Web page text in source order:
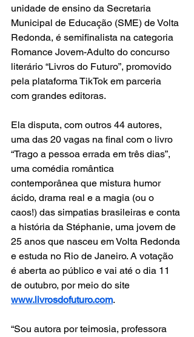
unidade de ensino da Secretaria
Municipal de Educação (SME) de Volta
Redonda, é semifinalista na categoria
Romance Jovem-Adulto do concurso
literário “Livros do Futuro”, promovido
pela plataforma TikTok em parceria
com grandes editoras.
Ela disputa, com outros 44 autores,
uma das 20 vagas na final com o livro
“Trago a pessoa errada em três dias”,
uma comédia romântica
contemporânea que mistura humor
ácido, drama real e a magia (ou o
caos!) das simpatias brasileiras e conta
a história da Stéphanie, uma jovem de
25 anos que nasceu em Volta Redonda
e estuda no Rio de Janeiro. A votação
é aberta ao público e vai até o dia 11
de outubro, por meio do site
www.livrosdofuturo.com.
“Sou autora por teimosia, professora